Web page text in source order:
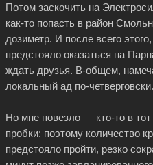
Потом заскочить на
как-топопасть в район
дозиметр. И после всего
предстояло оказаться на
ждать друзья. В-общем,
локальный ад по-четверговски.
Но мне повезло — кто-тов тот
пробки: поэтому количество
предстояло пройти, резко